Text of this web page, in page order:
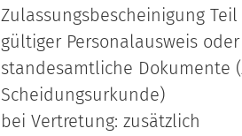
Zulassungsbescheinigung
gültiger Personalausweis
standesamtliche Dokumente
Scheidungsurkunde)
bei Vertretung: zusätzlich